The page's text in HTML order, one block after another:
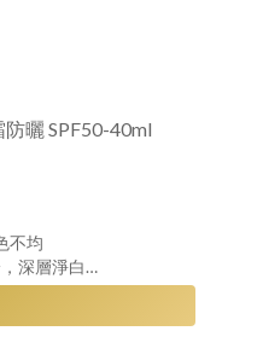
曬 SPF50-40ml
不均
深層淨白
曬美白霜